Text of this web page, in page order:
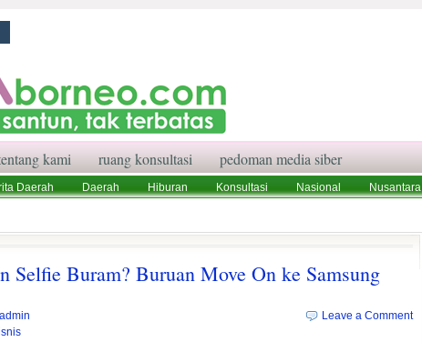
kami ruang konsultasi pedoman media siber
Daerah Daerah Hiburan Konsultasi Nasional Nusantara
Selfie Buram? Buruan Move On ke Samsung
admin
Leave a Comment